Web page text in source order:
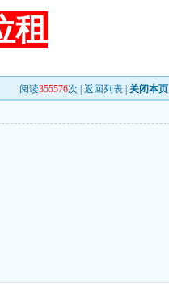
租
阅读355576次 |返回列表 关闭本页